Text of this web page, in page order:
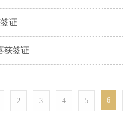
证
获签证
2 3 4 5 6